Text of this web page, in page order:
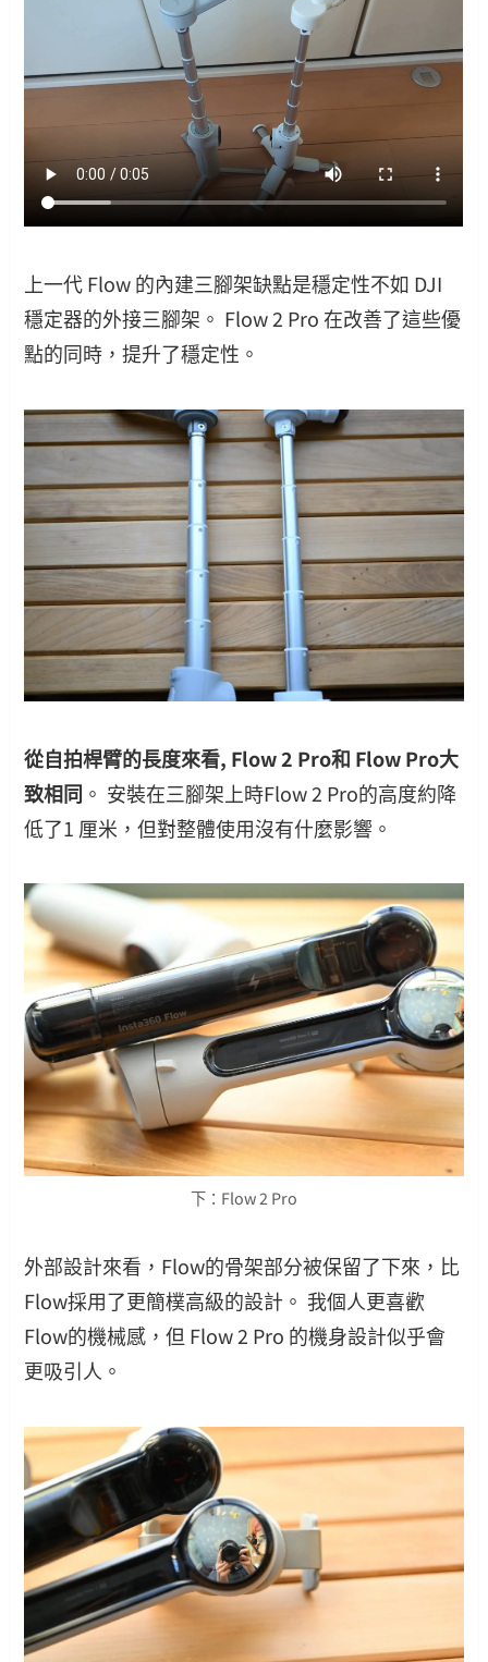
上一代 Flow 的內建三腳架缺點是穩定性不如 DJI
穩定器的外接三腳架。 Flow 2 Pro 在改善了這些優
點的同時，提升了穩定性。
從自拍桿臂的長度來看, Flow 2 Pro和 Flow Pro大
致相同 。 安裝在三腳架上時Flow 2 Pro的高度約降
低了1 厘米，但對整體使用沒有什麼影響。
下：Flow 2 Pro
外部設計來看，Flow的骨架部分被保留了下來，比
Flow採用了更簡樸高級的設計。 我個人更喜歡
Flow的機械感，但 Flow 2 Pro 的機身設計似乎會
更吸引人。